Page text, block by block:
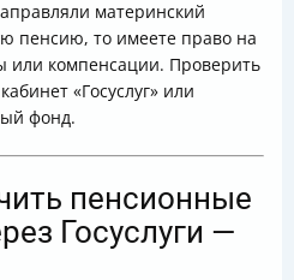
материнский
пенсию, то имеете право на
или компенсации. Проверить
«Госуслуг» или
фонд.
пенсионные
Госуслуги —